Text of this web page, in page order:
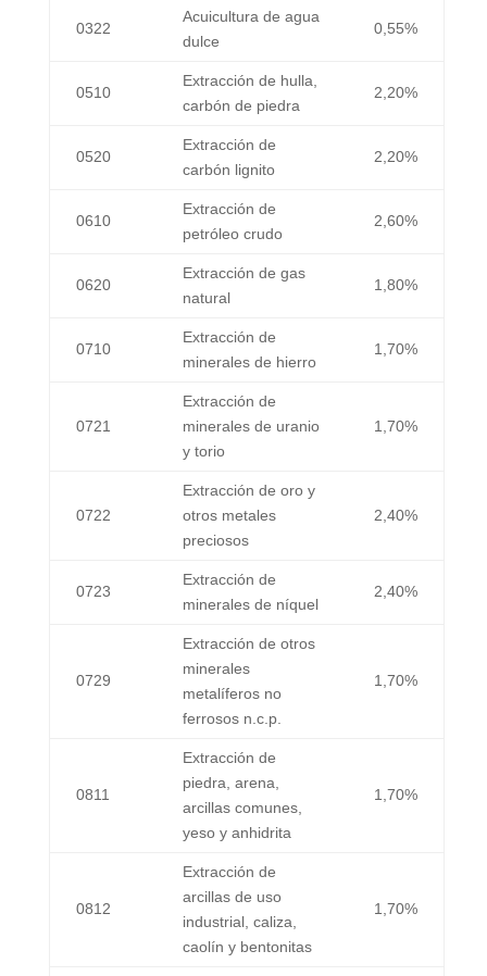
0322
Acuicultura de agua
dulce
0,55%
0510
Extracción de hulla,
carbón de piedra
2,20%
0520
Extracción de
carbón lignito
2,20%
0610
Extracción de
petróleo crudo
2,60%
0620
Extracción de gas
natural
1,80%
0710
Extracción de
minerales de hierro
1,70%
0721
Extracción de
minerales de uranio
y torio
1,70%
0722
Extracción de oro y
otros metales
preciosos
2,40%
0723
Extracción de
minerales de níquel
2,40%
0729
Extracción de otros
minerales
metalíferos no
ferrosos n.c.p.
1,70%
0811
Extracción de
piedra, arena,
arcillas comunes,
yeso y anhidrita
1,70%
0812
Extracción de
arcillas de uso
industrial, caliza,
caolín y bentonitas
1,70%